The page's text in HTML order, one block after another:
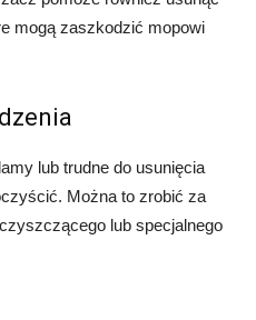
mogą zaszkodzić mopowi
lub trudne do usunięcia
Można to zrobić za
lub specjalnego